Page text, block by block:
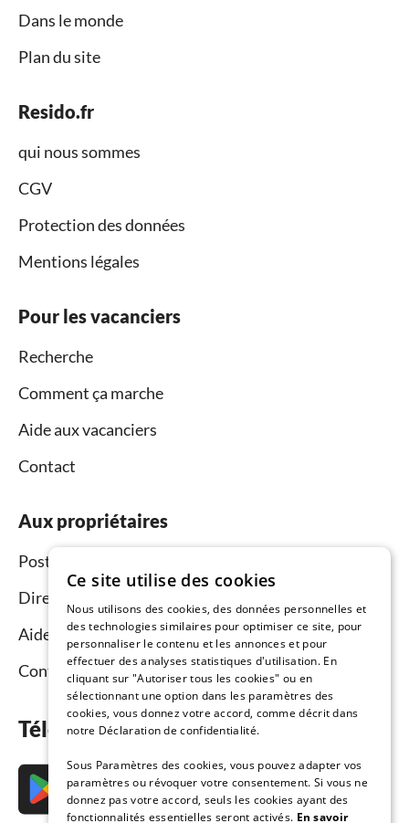
Dans le monde
Plan du site
Resido.fr
qui nous sommes
CGV
Protection des données
Mentions légales
Pour les vacanciers
Recherche
Comment ça marche
Aide aux vacanciers
Contact
Aux propriétaires
Postez et louez
Directeur du réseau commercial
Aide aux propriétaires
Contact
Téléchargez l’application maintenant
Ce site utilise des cookies
Nous utilisons des cookies, des données personnelles et
des technologies similaires pour optimiser ce site, pour
personnaliser le contenu et les annonces et pour
effectuer des analyses statistiques d'utilisation. En
cliquant sur "Autoriser tous les cookies" ou en
sélectionnant une option dans les paramètres des
cookies, vous donnez votre accord, comme décrit dans
notre Déclaration de confidentialité.
Sous Paramètres des cookies, vous pouvez adapter vos
paramètres ou révoquer votre consentement. Si vous ne
donnez pas votre accord, seuls les cookies ayant des
fonctionnalités essentielles seront activés. En savoir